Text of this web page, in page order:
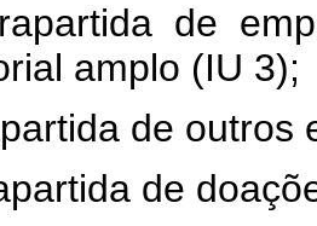
de
amplo (IU 3);
de outros
de